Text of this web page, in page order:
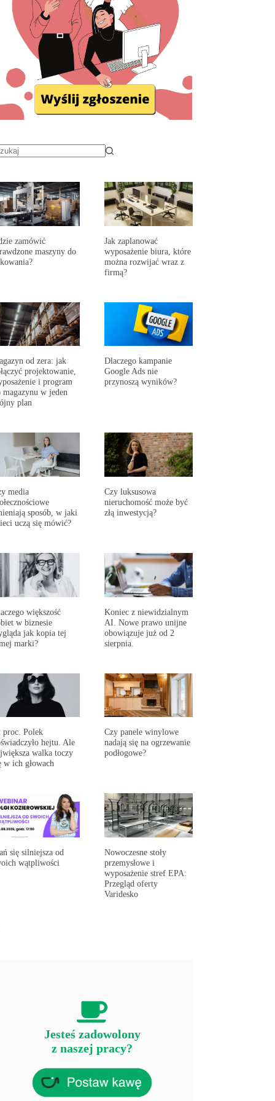
zamówić
maszyny do
Jak zaplanować
wyposażenie biura, które
można rozwijać wraz z
firmą?
od zera: jak
projektowanie,
i program
magazynu w jeden
plan
Dlaczego kampanie
Google Ads nie
przynoszą wyników?
media
sposób, w jaki
uczą się mówić?
Czy luksusowa
nieruchomość może być
złą inwestycją?
większość
w biznesie
jak kopia tej
marki?
Koniec z niewidzialnym
AI. Nowe prawo unijne
obowiązuje już od 2
sierpnia.
proc. Polek
hejtu. Ale
walka toczy
w ich głowach
Czy panele winylowe
nadają się na ogrzewanie
podłogowe?
się silniejsza od
wątpliwości
Nowoczesne stoły
przemysłowe i
wyposażenie stref EPA:
Przegląd oferty
Varidesko
Jesteś zadowolony
z naszej pracy?